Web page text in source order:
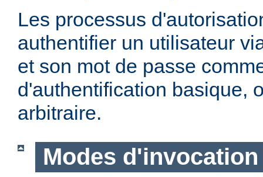
Les processus
authentifier un utilisateur
et son mot de passe
d'authentification basique,
arbitraire.
Modes d'invocation